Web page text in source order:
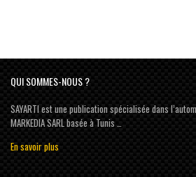
QUI SOMMES-NOUS ?
SAYARTI est une publication spécialisée dans
MARKEDIA SARL basée à Tunis …
En savoir plus